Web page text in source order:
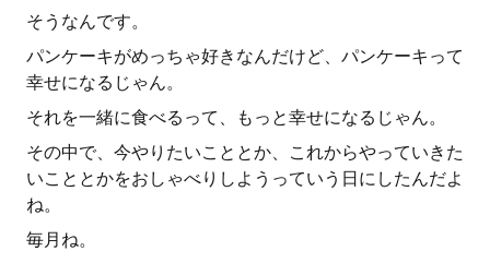
そうなんです。
パンケーキがめっちゃ好きなんだけど、パンケーキって
幸せになるじゃん。
それを一緒に食べるって、もっと幸せになるじゃん。
その中で、今やりたいこととか、これからやっていきた
いこととかをおしゃべりしようっていう日にしたんだよ
ね。
毎月ね。